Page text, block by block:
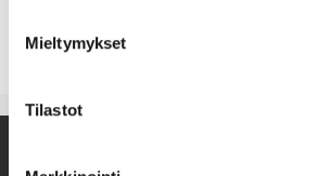
Mieltymykset
Tilastot
Yhteystiedot